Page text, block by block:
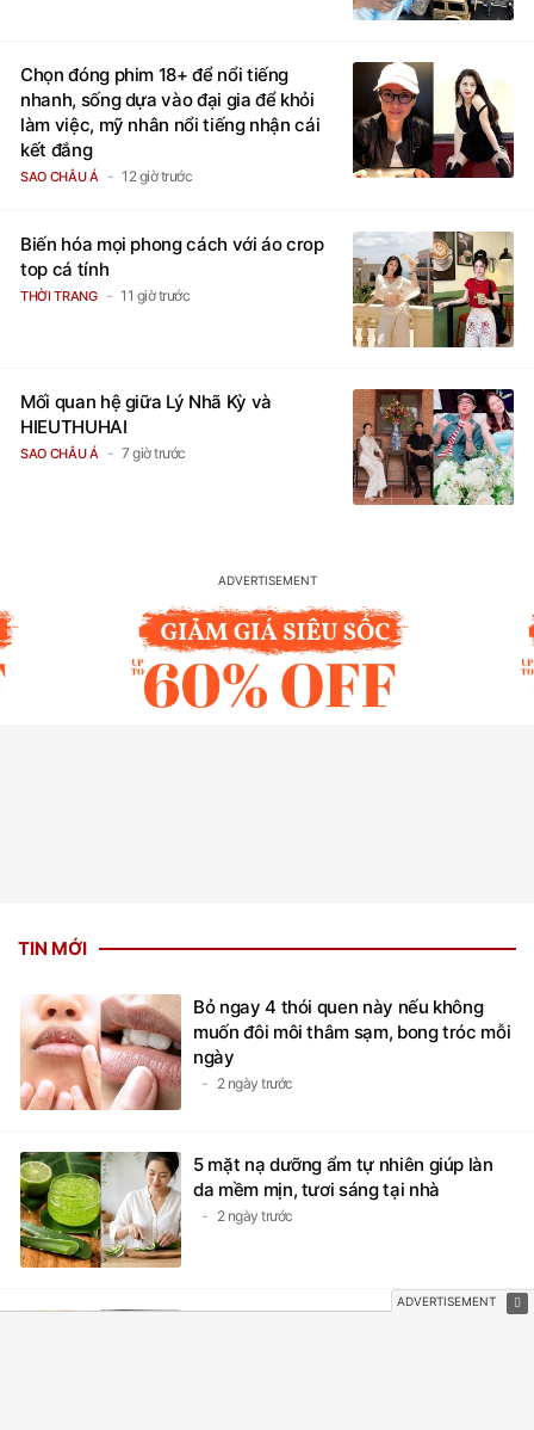
Chọn đóng phim 18+ để nổi tiếng
nhanh, sống dựa vào đại gia để khỏi
làm việc, mỹ nhân nổi tiếng nhận cái
kết đắng
SAO CHÂU Á 12 giờ trước
Biến hóa mọi phong cách với áo crop
top cá tính
THỜI TRANG 11 giờ trước
Mối quan hệ giữa Lý Nhã Kỳ và
HIEUTHUHAI
SAO CHÂU Á 7 giờ trước
TIN MỚI
Bỏ ngay 4 thói quen này nếu không
muốn đôi môi thâm sạm, bong tróc mỗi
ngày
2 ngày trước
5 mặt nạ dưỡng ẩm tự nhiên giúp làn
da mềm mịn, tươi sáng tại nhà
2 ngày trước
Bí quyết dưỡng da tay mềm mịn, trắng